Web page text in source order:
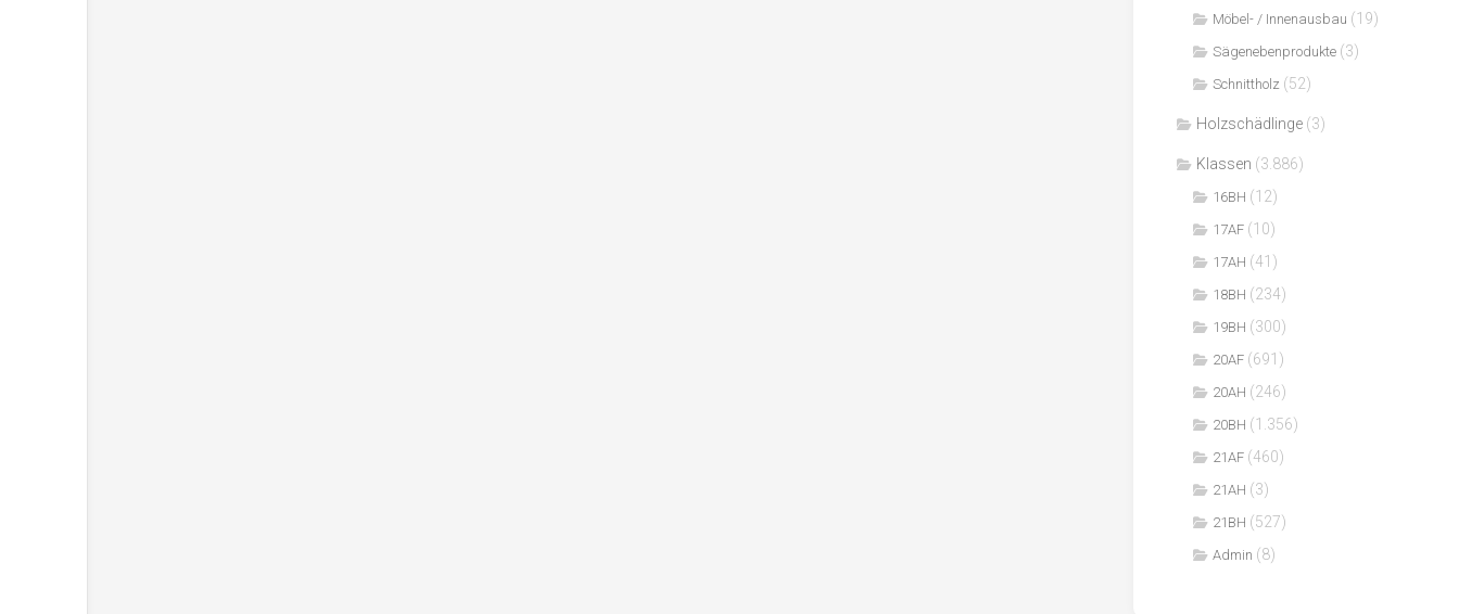
Möbel- / Innenausbau (19)
Sägenebenprodukte (3)
Schnittholz (52)
Holzschädlinge (3)
Klassen (3.886)
16BH (12)
17AF (10)
17AH (41)
18BH (234)
19BH (300)
20AF (691)
20AH (246)
20BH (1.356)
21AF (460)
21AH (3)
21BH (527)
Admin (8)